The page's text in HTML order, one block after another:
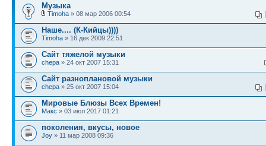
Музыка
Timoha » 08 мар 2006 00:54
Наше.... (К-Кийцы))))
Timoha » 16 дек 2009 22:51
Сайт тяжелой музыки
chepa » 24 окт 2007 15:31
Сайт разноплановой музыки
chepa » 25 окт 2007 15:04
Мировые Блюзы Всех Времен!
Макс » 03 июл 2017 01:21
поколения, вкусы, новое
Joy » 11 мар 2008 09:36